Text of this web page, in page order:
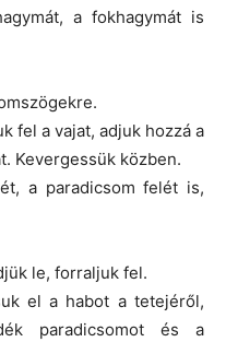
a fokhagymát is
fel a vajat, adjuk hozzá a
Kevergessük közben.
a paradicsom felét is,
le, forraljuk fel.
el a habot a tetejéről,
paradicsomot és a